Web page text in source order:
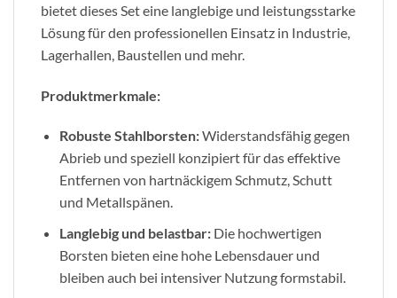
bietet dieses Set eine langlebige und leistungsstarke
Lösung für den professionellen Einsatz in Industrie,
Lagerhallen, Baustellen und mehr.
Produktmerkmale:
Robuste Stahlborsten:Widerstandsfähig gegen
Abrieb und speziell konzipiert für das effektive
Entfernen von hartnäckigem Schmutz, Schutt
und Metallspänen.
Langlebig und belastbar:Die hochwertigen
Borsten bieten eine hohe Lebensdauer und
bleiben auch bei intensiver Nutzung formstabil.